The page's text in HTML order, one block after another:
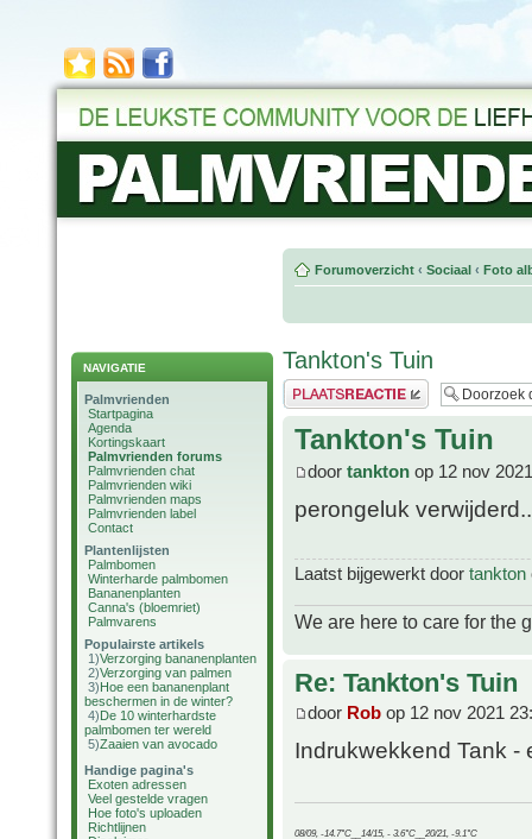
NAVIGATIE
Palmvrienden
Startpagina
Agenda
Kortingskaart
Palmvrienden forums
Palmvrienden chat
Palmvrienden wiki
Palmvrienden maps
Palmvrienden label
Contact
Plantenlijsten
Palmbomen
Winterharde palmbomen
Bananenplanten
Canna's (bloemriet)
Palmvarens
Populairste artikels
1)Verzorging bananenplanten
2)Verzorging van palmen
3)Hoe een bananenplant
beschermen in de winter?
4)De 10 winterhardste
palmbomen ter wereld
5)Zaaien van avocado
Handige pagina's
Exoten adressen
Veel gestelde vragen
Hoe foto's uploaden
Richtlijnen
Forumoverzicht ‹ Sociaal ‹ Foto
Tankton's Tuin
Plaats een reactie
Tankton's Tuin
door tankton op 12 nov
perongeluk
Laatst bijgewerkt door tankton
We are here to care for the
Re: Tankton's Tuin
door Rob op 12 nov 2021
Indrukwekkend Tank -
08/09, -14.7°C__14/15, - 3.6°C__20/21, -9.1°C